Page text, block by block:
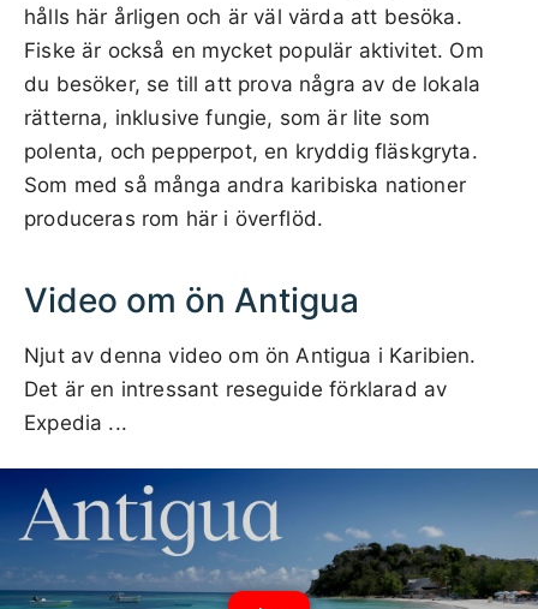
hålls här årligen och är väl värda att besöka.
Fiske är också en mycket populär aktivitet. Om
du besöker, se till att prova några av de lokala
rätterna, inklusive fungie, som är lite som
polenta, och pepperpot, en kryddig fläskgryta.
Som med så många andra karibiska nationer
produceras rom här i överflöd.
Video om ön Antigua
Njut av denna video om ön Antigua i Karibien.
Det är en intressant reseguide förklarad av
Expedia ...